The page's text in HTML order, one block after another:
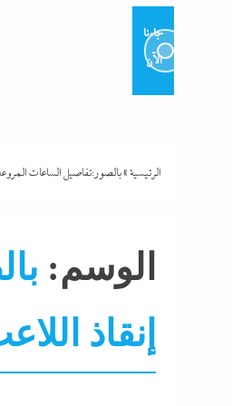
جاءنا
الآن
الرئيسية»بالصور:تفاصيل الساعات
الوسم:
إنقاذ
ألبومات التحليل اللحظي
رياضة سوشيال ميديا